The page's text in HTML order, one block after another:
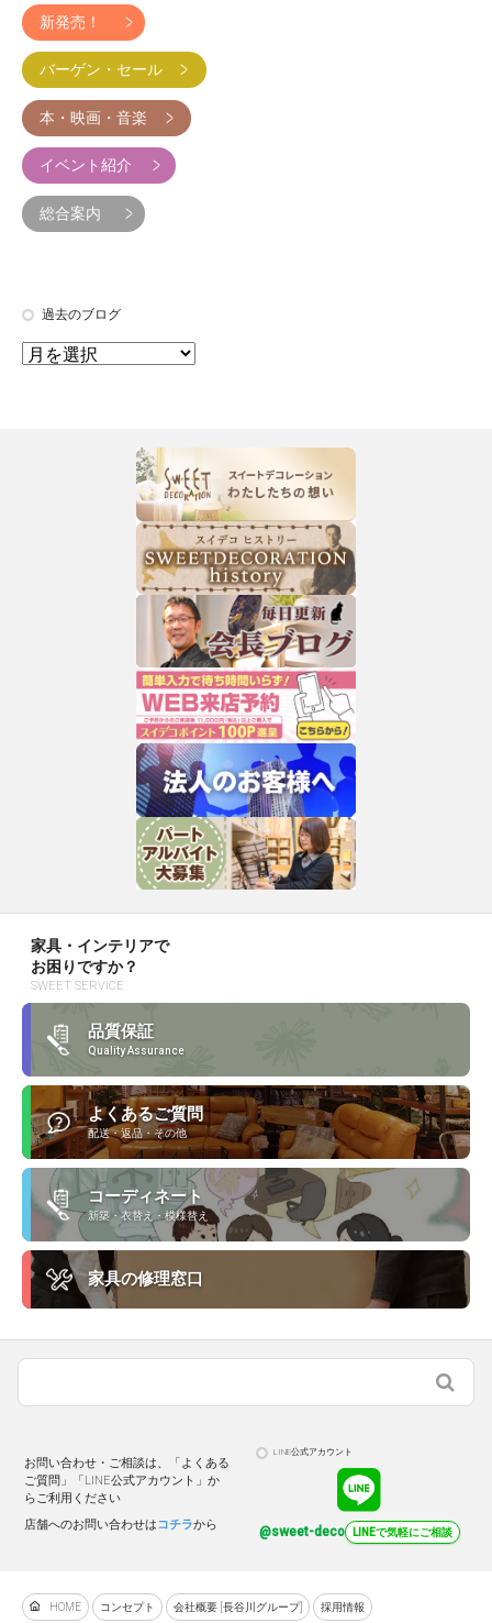
新発売！
バーゲン・セール
本・映画・音楽
イベント紹介
総合案内
過去のブログ
家具・インテリアで
お困りですか？
SWEET SERVICE
品質保証
Quality Assurance
よくあるご質問
配送・返品・その他
コーディネート
新築・衣替え・模様替え
家具の修理窓口
お問い合わせ・ご相談は、「よくある
ご質問」「LINE公式アカウント」か
らご利用ください
店舗へのお問い合わせはコチラから
LINE公式アカウント
@sweet-deco LINEで気軽にご相談
HOME コンセプト 会社概要 [長谷川グループ] 採用情報